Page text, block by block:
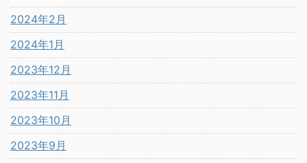
2024年2月
2024年1月
2023年12月
2023年11月
2023年10月
2023年9月